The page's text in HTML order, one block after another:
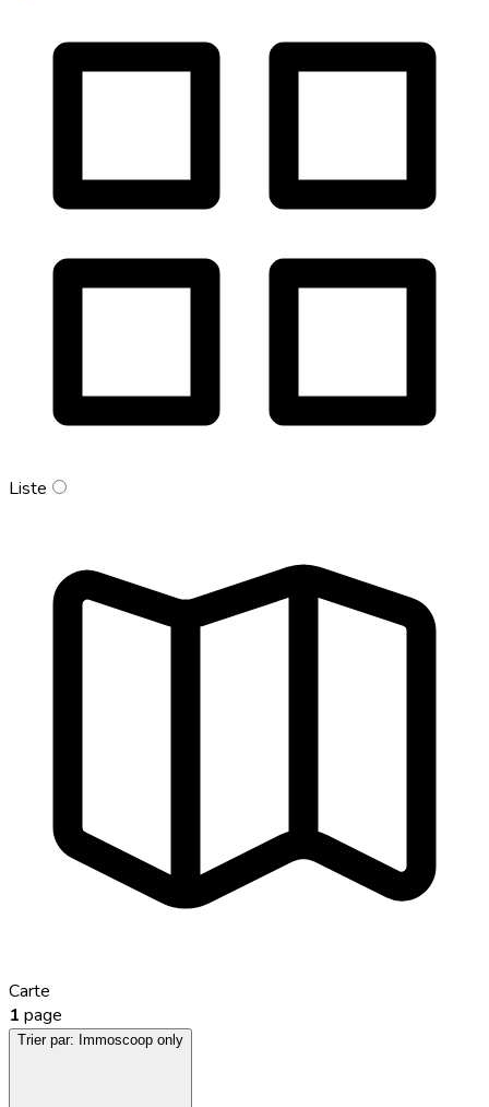
Liste
Carte
1 page
Trier par: Immoscoop only